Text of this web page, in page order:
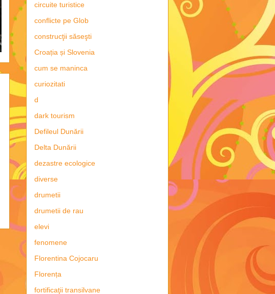
circuite turistice
conflicte pe Glob
construcţii săseşti
Croația și Slovenia
cum se maninca
curiozitati
d
dark tourism
Defileul Dunării
Delta Dunării
dezastre ecologice
diverse
drumetii
drumetii de rau
elevi
fenomene
Florentina Cojocaru
Florența
fortificaţii transilvane